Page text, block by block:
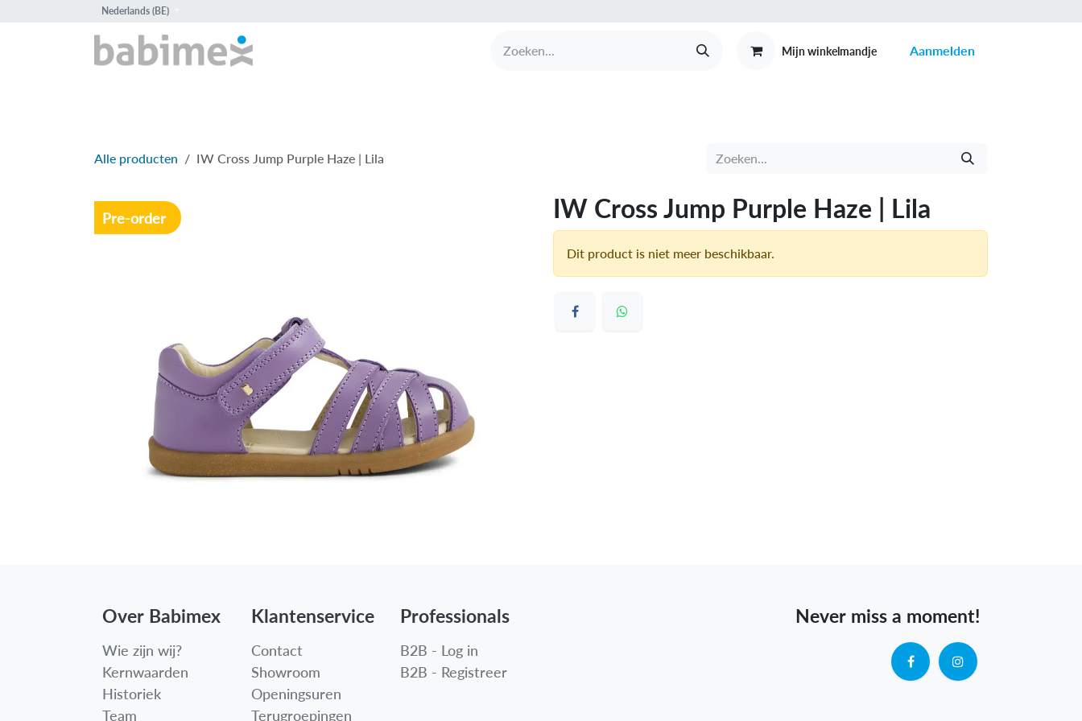
Overslaan naar inhoudNederlands (BE)
Mijn winkelmandje Aanmelden
Alle producten IW Cross Jump Purple Haze | Lila
Pre-order IW Cross Jump Purple Haze | Lila
Dit product is niet meer beschikbaar.
Over Babimex
Wie zijn wij?
Kernwaarden
Historiek
Team
Never miss a moment!
Klantenservice
Contact
Showroom
Openingsuren
Terugroepingen
Professionals
B2B - Log in
B2B - Registreer